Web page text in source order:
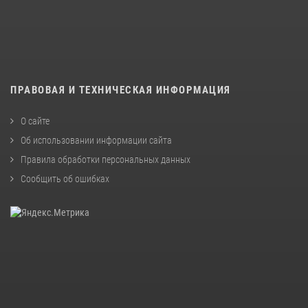
ПРАВОВАЯ И ТЕХНИЧЕСКАЯ ИНФОРМАЦИЯ
О сайте
Об использовании информации сайта
Правила обработки персональных данных
Сообщить об ошибках